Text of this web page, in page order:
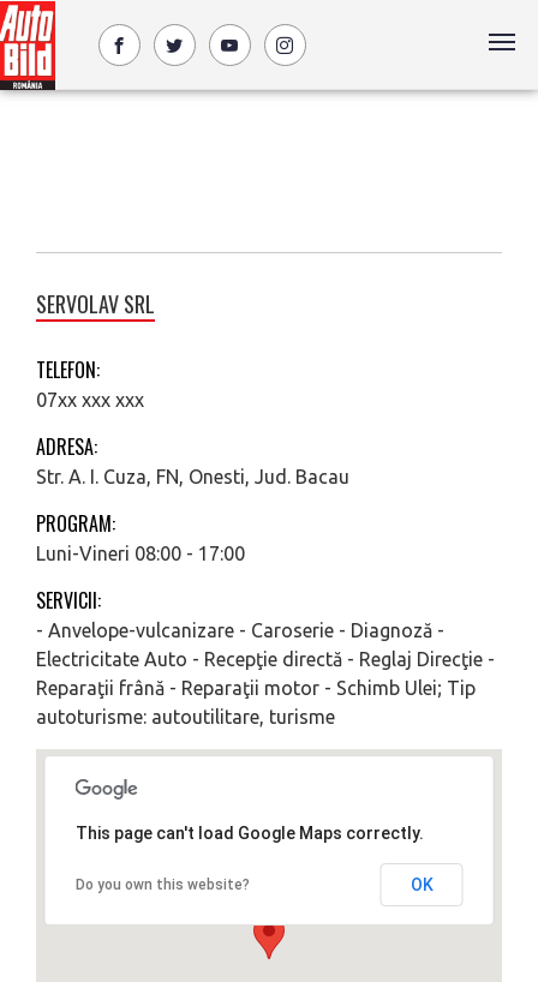
SERVOLAV SRL
TELEFON:
07xx xxx xxx
ADRESA:
Str. A. I. Cuza, FN, Onesti, Jud. Bacau
PROGRAM:
Luni-Vineri 08:00 - 17:00
SERVICII:
- Anvelope-vulcanizare - Caroserie - Diagnoză -
Electricitate Auto - Recepţie directă - Reglaj Direcţie -
Reparaţii frână - Reparaţii motor - Schimb Ulei; Tip
autoturisme: autoutilitare, turisme
This page can't load Google Maps correctly.
Do you own this website? OK